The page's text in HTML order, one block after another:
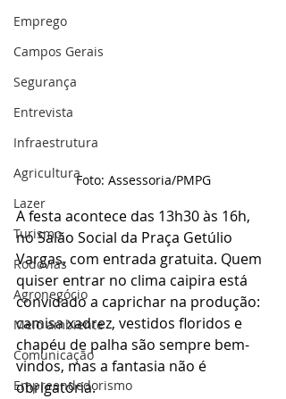
Emprego
Campos Gerais
Segurança
Entrevista
Infraestrutura
Agricultura
Lazer
Turismo
Rodovias
Agronegócio
Meio ambiente
Comunicação
Empreendedorismo
Foto: Assessoria/PMPG
A festa acontece das 13h30 às 16h,
no Salão Social da Praça Getúlio
Vargas, com entrada gratuita. Quem
quiser entrar no clima caipira está
convidado a caprichar na produção:
camisa xadrez, vestidos floridos e
chapéu de palha são sempre bem-
vindos, mas a fantasia não é
obrigatória.